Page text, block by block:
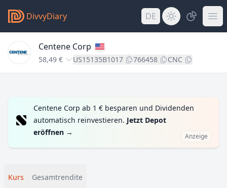
DivvyDiary DE
Centene Corp
58,49 € US15135B1017 766458 CNC
Centene Corp ab 1 € besparen und Dividenden
automatisch reinvestieren. Jetzt Depot
eröffnen → Anzeige
Kurs Gesamtrendite